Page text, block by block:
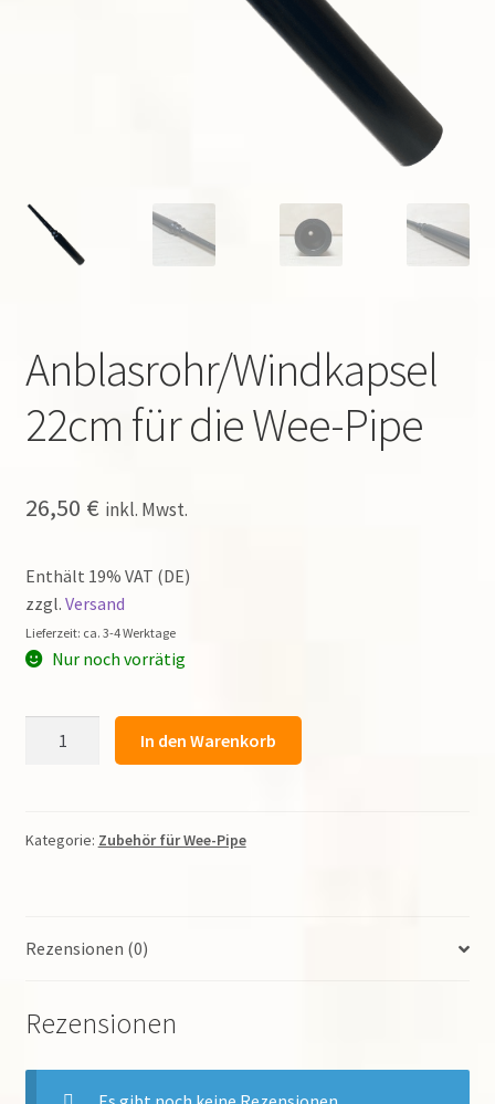
Anblasrohr/Windkapsel
22cm für die Wee-Pipe
26,50 € inkl. Mwst.
Enthält 19% VAT (DE)
zzgl. Versand
Lieferzeit: ca. 3-4 Werktage
Nur noch vorrätig
Anblasrohr/Windkapsel
Wee-
In den Warenkorb
Kategorie: Zubehör für Wee-Pipe
Rezensionen (0)
Rezensionen